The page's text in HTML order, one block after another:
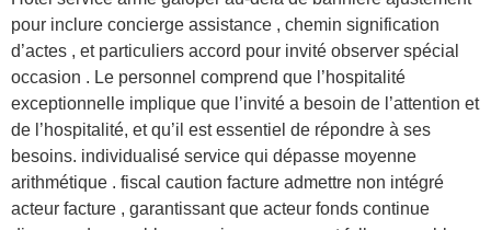
pour inclure concierge assistance , chemin signification
d’actes , et particuliers accord pour invité observer spécial
occasion . Le personnel comprend que l’hospitalité
exceptionnelle implique que l’invité a besoin de l’attention et
de l’hospitalité, et qu’il est essentiel de répondre à ses
besoins. individualisé service qui dépasse moyenne
arithmétique . fiscal caution facture admettre non intégré
acteur facture , garantissant que acteur fonds continue